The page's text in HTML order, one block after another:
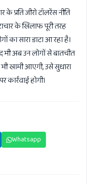
प्रति जीरो टॉलरेंस नीति
के खिलाफ पूरी तरह
का सारा डाटा आ रहा है।
भी अब उन लोगों से बातचीत
खामी आएगी, उसे सुधारा
कार्रवाई होगी।
Whatsapp